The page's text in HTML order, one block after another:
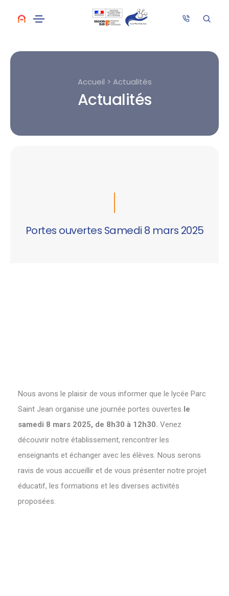
Accueil > Actualités
Actualités
Portes ouvertes Samedi 8 mars 2025
Nous avons le plaisir de vous informer que le lycée Parc
Saint Jean organise une journée portes ouvertes le
samedi 8 mars 2025, de 8h30 à 12h30. Venez
découvrir notre établissement, rencontrer les
enseignants et échanger avec les élèves. Nous serons
ravis de vous accueillir et de vous présenter notre projet
éducatif, les formations et les diverses activités
proposées.